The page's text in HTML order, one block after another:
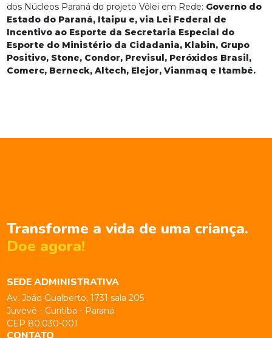
dos Núcleos Paraná do projeto Vôlei em Rede: Governo do
Estado do Paraná, Itaipu e, via Lei Federal de
Incentivo ao Esporte da Secretaria Especial do
Esporte do Ministério da Cidadania, Klabin, Grupo
Positivo, Stone, Condor, Previsul, Peróxidos Brasil,
Comerc, Berneck, Altech, Elejor, Vianmaq e Itambé.
Transforme a vida de uma criança.
Doe agora!
SEDE ADMINISTRATIVA
Av. João Gualberto, 1731 sala 205
Juvevê - Curitiba - Paraná
CEP 80.030-001